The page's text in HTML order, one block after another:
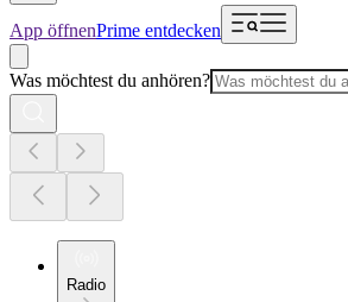
App öffnenPrime entdecken
Was möchtest du anhören?
Radio